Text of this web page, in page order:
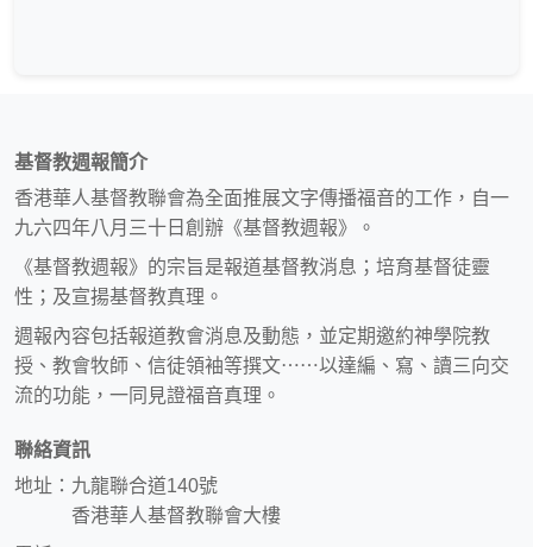
基督教週報簡介
香港華人基督教聯會為全面推展文字傳播福音的工作，自一
九六四年八月三十日創辦《基督教週報》。
《基督教週報》的宗旨是報道基督教消息；培育基督徒靈
性；及宣揚基督教真理。
週報內容包括報道教會消息及動態，並定期邀約神學院教
授、教會牧師、信徒領袖等撰文⋯⋯以達編、寫、讀三向交
流的功能，一同見證福音真理。
聯絡資訊
地址：九龍聯合道140號
香港華人基督教聯會大樓